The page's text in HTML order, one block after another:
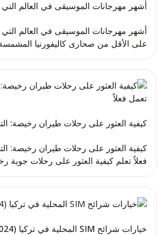
أشهر مهرجانات الموسيقى في العالم
على الأقل من صحارى كاليفورنيا
كيفية العثور على رحلات طيران رخيصة:
فعلاً تعلم كيفية العثور على رحلات جوية
خيارات شرائح SIM المحلية في تركيا (2024)